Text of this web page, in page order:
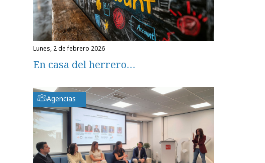
lunes, 2 de febrero 2026
En casa del herrero…
Agencias